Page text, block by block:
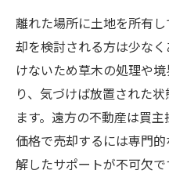
離れた場所に土地を所有
却を検討される方は少な
けないため草木の処理や
り、気づけば放置された
ます。遠方の不動産は買
価格で売却するには専門
解したサポートが不可欠